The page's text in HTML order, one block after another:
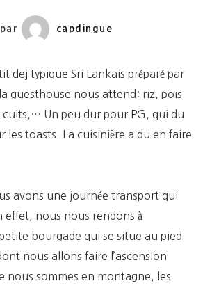
Nallathanniya
par capdingue
dej typique Sri Lankais préparé par
guesthouse nous attend: riz, pois
cuits,… Un peu dur pour PG, qui du
les toasts. La cuisinière a du en faire
avons une journée transport qui
effet, nous nous rendons à
bourgade qui se situe au pied
nous allons faire l’ascension
nous sommes en montagne, les